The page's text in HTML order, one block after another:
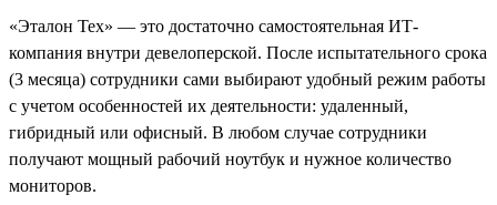
«Эталон Тех» — это достаточно самостоятельная ИТ-
компания внутри девелоперской. После испытательного срока
(3 месяца) сотрудники сами выбирают удобный режим работы
с учетом особенностей их деятельности: удаленный,
гибридный или офисный. В любом случае сотрудники
получают мощный рабочий ноутбук и нужное количество
мониторов.